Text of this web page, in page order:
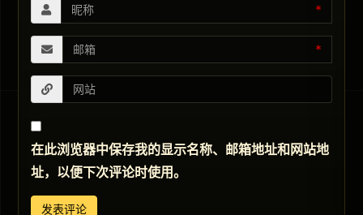
*
*
在此浏览器中保存我的显示名称、邮箱地址和网站地
址，以便下次评论时使用。